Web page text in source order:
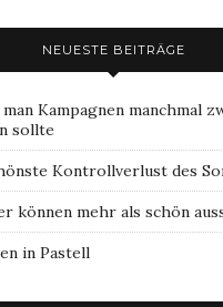
NEUESTE BEITRÄGE
Kampagnen manchmal
sollte
Kontrollverlust des
können mehr als schön
in Pastell